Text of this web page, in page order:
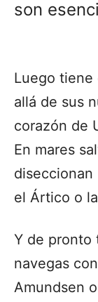
son
Luego tiene
allá de sus
corazón de
En mares
diseccionan
el Ártico o
Y de pronto
navegas
Amundsen